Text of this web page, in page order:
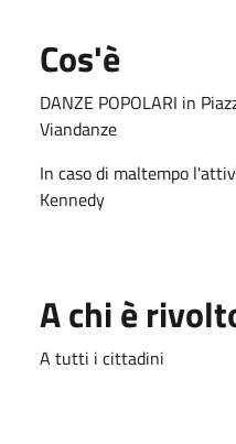
Cos'è
DANZE POPOLARI in
Viandanze
In caso di maltempo
Kennedy
A chi è
A tutti i cittadini